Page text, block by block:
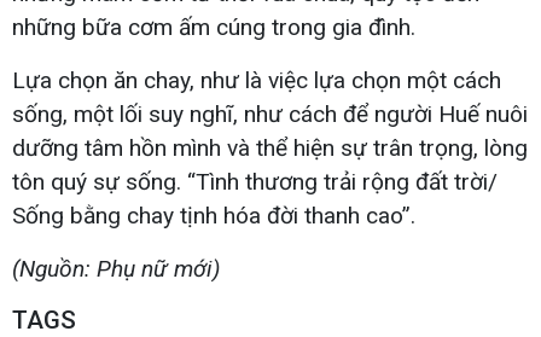
những bữa cơm ấm cúng trong gia đình.
Lựa chọn ăn chay, như là việc lựa chọn một cách
sống, một lối suy nghĩ, như cách để người Huế nuôi
dưỡng tâm hồn mình và thể hiện sự trân trọng, lòng
tôn quý sự sống. “Tình thương trải rộng đất trời/
Sống bằng chay tịnh hóa đời thanh cao”.
(Nguồn: Phụ nữ mới)
TAGS